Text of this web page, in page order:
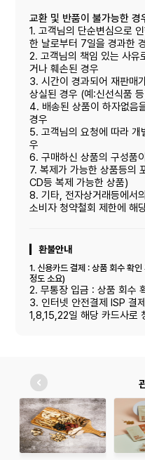
교환 및 반품이 불가능한 경
1. 고객님의 단순변심으로
한 날로부터 7일을 경과한
2. 고객님의 책임 있는 사유
거나 훼손된 경우
3. 시간이 경과되어 재판매
상실된 경우 (예:신선식품
4. 배송된 상품이 하자없음
경우
5. 고객님의 요청에 따라 개
우
6. 구매하신 상품의 구성품
7. 복제가 가능한 상품등의
CD등 복제 가능한 상품)
8. 기타, 전자상거래등에서
소비자 청약철회 제한에 해
환불안내
1. 신용카드 결제 : 상품 회수 확
정도 소요)
2. 무통장 입금 : 상품 회수
3. 인터넷 안전결제 ISP 결
1,8,15,22일 해당 카드사로